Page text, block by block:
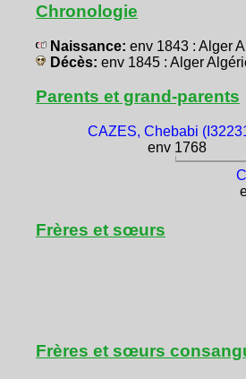
Chronologie
Naissance: env 1843 : Alger
Décès: env 1845 : Alger
Parents et grand-parents
CAZES, Chebabi
env 1768
Frères et sœurs
Frères et sœurs